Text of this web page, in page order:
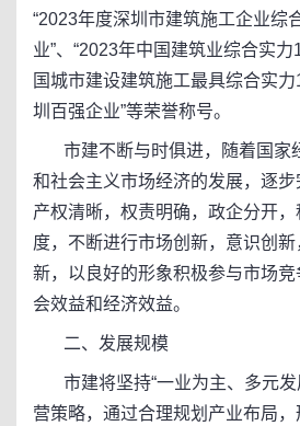
“2023年度深圳市建筑施工企业综
业”、“2023年中国建筑业综合实力
国城市建设建筑施工最具综合实力
圳百强企业”等荣誉称号。
市建不断与时俱进，随着国家
和社会主义市场经济的发展，逐
产权清晰，权责明确，政企分开，
度，不断进行市场创新，意识创新
新，以良好的形象积极参与市场
会效益和经济效益。
二、发展规模
市建将坚持“一业为主、多元发
营策略，通过合理规划产业布局，